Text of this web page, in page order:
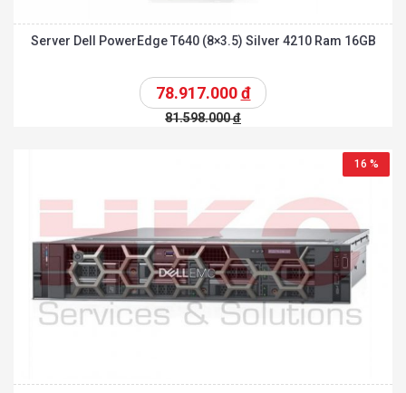
Server Dell PowerEdge T640 (8×3.5) Silver 4210 Ram 16GB
78.917.000đ
81.598.000đ
16 %